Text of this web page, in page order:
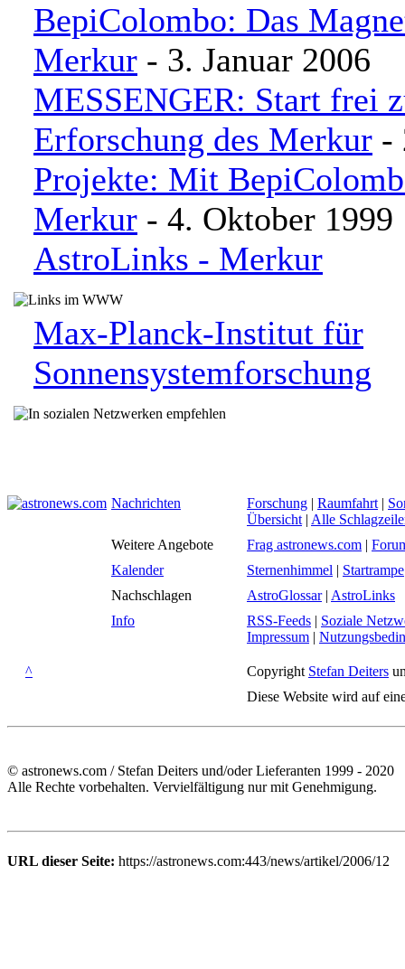
BepiColombo: Das
Merkur - 3. Januar 2006
MESSENGER: Start frei
Erforschung des Merkur -
Projekte: Mit
Merkur - 4. Oktober 1999
AstroLinks - Merkur
Max-Planck-Institut für
Sonnensystemforschung
Nachrichten Forschung | Raumfahrt |
Übersicht | Alle
Weitere Angebote
Frag astronews.com |
Kalender
Sternenhimmel | Startrampe
Nachschlagen
AstroGlossar| AstroLinks
Info
RSS-Feeds | Soziale
Impressum |
^ Copyright Stefan Deiters
Diese Website wird auf
© astronews.com / Stefan Deiters und/oder Lieferanten 1999 - 2020
Alle Rechte vorbehalten. Vervielfältigung nur mit Genehmigung.
URL dieser Seite: https://astronews.com:443/news/artikel/2006/12